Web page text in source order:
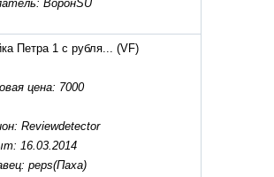
ВоронSU
Петра 1 с рубля... (VF)
цена: 7000
Reviewdetector
16.03.2014
peps(Паха)